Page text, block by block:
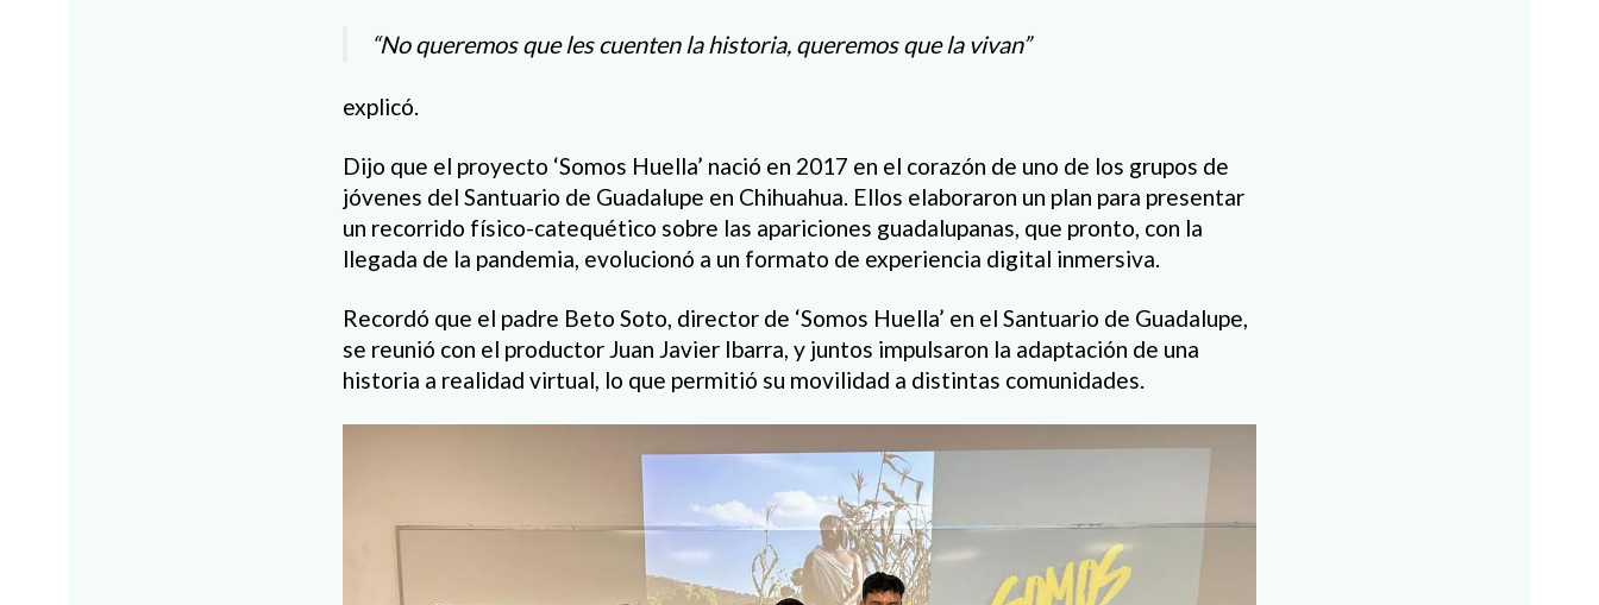
“No queremos que les cuenten la historia, queremos que la vivan”
explicó.
Dijo que el proyecto ‘Somos Huella’ nació en 2017 en el corazón de uno de los grupos de
jóvenes del Santuario de Guadalupe en Chihuahua. Ellos elaboraron un plan para presentar
un recorrido físico-catequético sobre las apariciones guadalupanas, que pronto, con la
llegada de la pandemia, evolucionó a un formato de experiencia digital inmersiva.
Recordó que el padre Beto Soto, director de ‘Somos Huella’ en el Santuario de Guadalupe,
se reunió con el productor Juan Javier Ibarra, y juntos impulsaron la adaptación de una
historia a realidad virtual, lo que permitió su movilidad a distintas comunidades.